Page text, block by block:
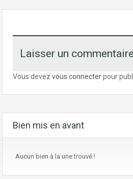
Laisser un commentaire
Vous devez vous connecterpour
Bien mis en avant
Aucun bien à la une trouvé !